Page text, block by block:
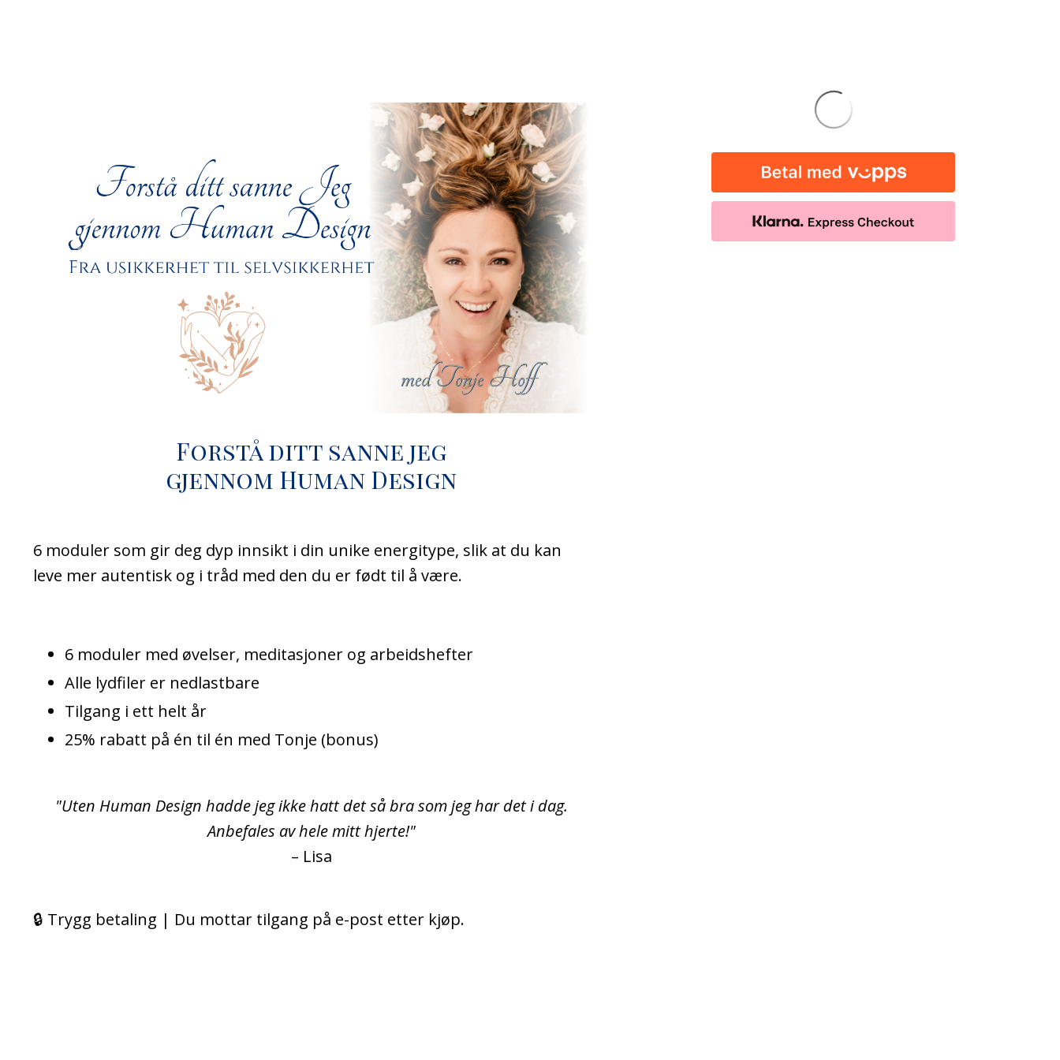
Forstå ditt sanne jeg
gjennom Human Design
6 moduler som gir deg dyp innsikt i din unike energitype, slik at du kan
leve mer autentisk og i tråd med den du er født til å være.
6 moduler med øvelser, meditasjoner og arbeidshefter
Alle lydfiler er nedlastbare
Tilgang i ett helt år
25% rabatt på én til én med Tonje (bonus)
"Uten Human Design hadde jeg ikke hatt det så bra som jeg har det i dag.
Anbefales av hele mitt hjerte!"
– Lisa
🔒 Trygg betaling | Du mottar tilgang på e-post etter kjøp.